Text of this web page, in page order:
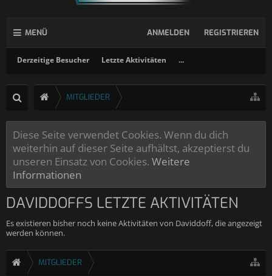
MENÜ
Derzeitige Besucher Letzte Aktivitäten ...
ANMELDEN REGISTRIEREN
MITGLIEDER
Diese Seite verwendet Cookies. Wenn du dich
weiterhin auf dieser Seite aufhältst, akzeptierst du
unseren Einsatz von Cookies. Weitere
Informationen
DAVIDDOFFS LETZTE AKTIVITÄTEN
Es existieren bisher noch keine Aktivitäten von Daviddoff, die angezeigt
werden können.
MITGLIEDER